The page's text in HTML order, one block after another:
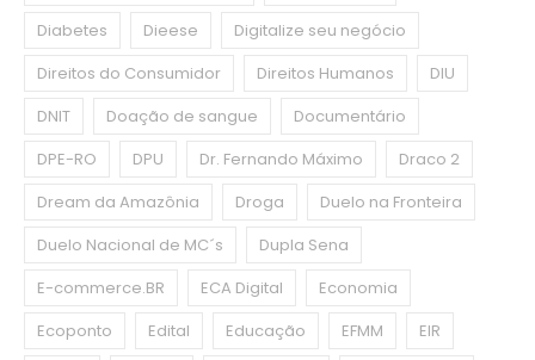
Diabetes
Dieese
Digitalize seu negócio
Direitos do Consumidor
Direitos Humanos
DIU
DNIT
Doação de sangue
Documentário
DPE-RO
DPU Dr. Fernando Máximo
Draco 2
Dream da Amazônia
Droga
Duelo na Fronteira
Duelo Nacional de MC´s
Dupla Sena
E-commerce.BR
ECA Digital
Economia
Ecoponto
Edital Educação EFMM
EIR